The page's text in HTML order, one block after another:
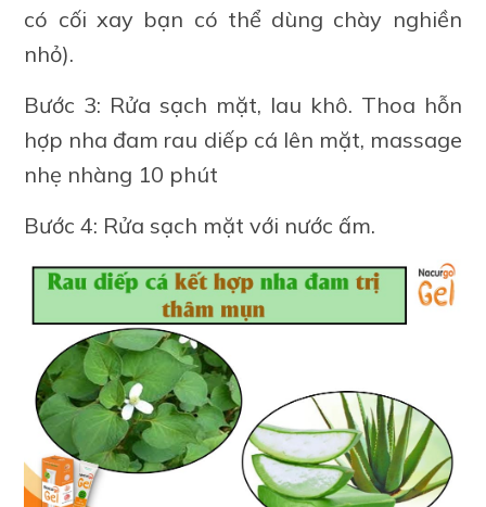
có cối xay bạn có thể dùng chày nghiền
nhỏ).
Bước 3: Rửa sạch mặt, lau khô. Thoa hỗn
hợp nha đam rau diếp cá lên mặt, massage
nhẹ nhàng 10 phút
Bước 4: Rửa sạch mặt với nước ấm.